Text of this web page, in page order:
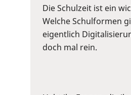
Space
to
show
volume
Die Schulzeit ist ein
Welche Schulformen
eigentlich
doch mal rein.